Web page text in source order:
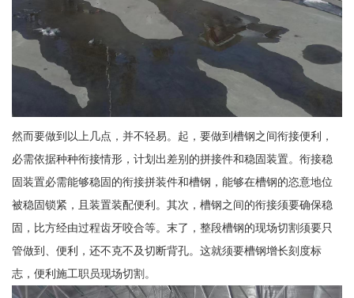
然而要做到以上几点，并不轻易。起，要做到槽钢之间衔接便利，
必需依据种种衔接情形，计划出差别的拼接件和稳固装置。衔接稳
固装置必需能够稳固的衔接拼装件和槽钢，能够在槽钢的恣意地位
被稳固锁紧，且装置装配便利。其次，槽钢之间的衔接须要确保稳
固，比方经由过程齿牙咬合等。末了，整段槽钢的现场切割须要只
管做到、便利，还不克不及切断背孔。这就须要槽钢增长刻度标
志，便利施工职员现场切割。